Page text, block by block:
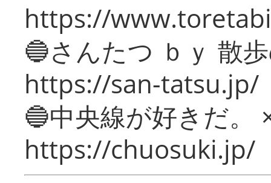
https://
🔵さんたつ ｂｙ 散
https://san-tatsu.jp/
🔵中央線が好きだ。
https://chuosuki.jp/